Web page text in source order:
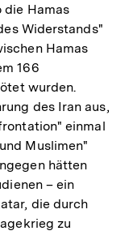
die Hamas
Widerstands"
Hamas
166
wurden.
des Iran aus,
einmal
Muslimen"
hätten
– ein
die durch
zu